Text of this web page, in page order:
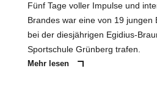
Fünf Tage voller Impulse und
Brandes war eine von 19 jungen
bei der diesjährigen Egidius-
Sportschule Grünberg trafen.
Mehr lesen